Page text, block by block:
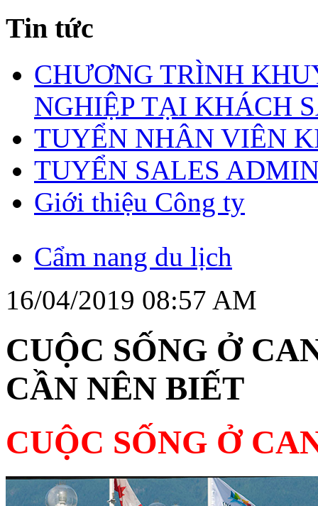
Tin tức
CHƯƠNG TRÌNH
NGHIỆP TẠI KHÁCH
TUYỂN NHÂN VIÊN
TUYỂN SALES
Giới thiệu Công ty
Cẩm nang du lịch
16/04/2019 08:57 AM
CUỘC SỐNG Ở
CẦN NÊN BIẾT
CUỘC SỐNG Ở